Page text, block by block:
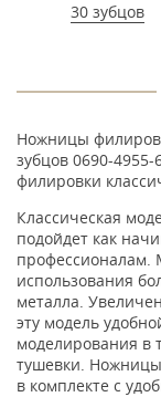
30 зубцов
Ножницы
зубцов 0690-4955-
филировки
Классическая
подойдет как
профессионалам.
использования
металла.
эту модель
моделирования в
тушевки. Ножницы
в комплекте с